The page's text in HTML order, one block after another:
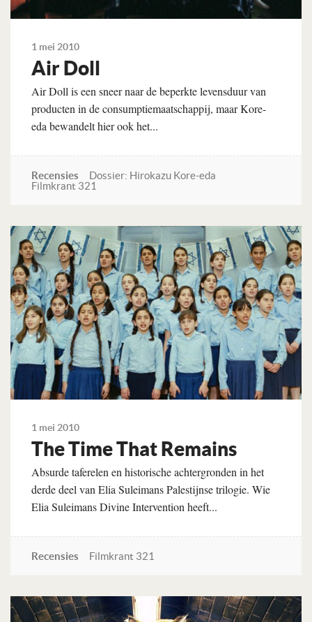
1 mei 2010
Air Doll
Air Doll is een sneer naar de beperkte levensduur van
producten in de consumptiemaatschappij, maar Kore-
eda bewandelt hier ook het...
Recensies
Dossier: Hirokazu Kore-eda
Filmkrant 321
Lees verder
1 mei 2010
The Time That Remains
Absurde taferelen en historische achtergronden in het
derde deel van Elia Suleimans Palestijnse trilogie. Wie
Elia Suleimans Divine Intervention heeft...
Recensies Filmkrant 321
Lees verder